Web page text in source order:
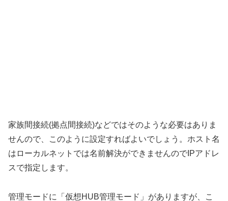
家族間接続(拠点間接続)などではそのような必要はありま
せんので、このように設定すればよいでしょう。ホスト名
はローカルネットでは名前解決ができませんのでIPアドレ
スで指定します。
管理モードに「仮想HUB管理モード」がありますが、こ